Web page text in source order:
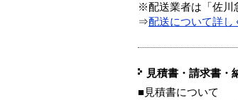
※配送業者は「佐川
⇒配送について詳し
見積書・請求書・
■見積書について